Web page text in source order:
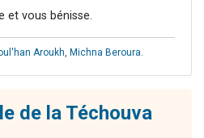
et vous bénisse.
Aroukh, Michna Beroura.
de la Téchouva